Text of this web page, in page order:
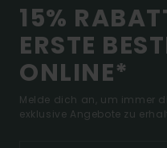
15%
ERSTE
ONLINE*
Melde dich an, um immer
exklusive Angebote zu